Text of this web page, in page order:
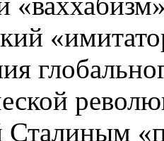
Сталиным